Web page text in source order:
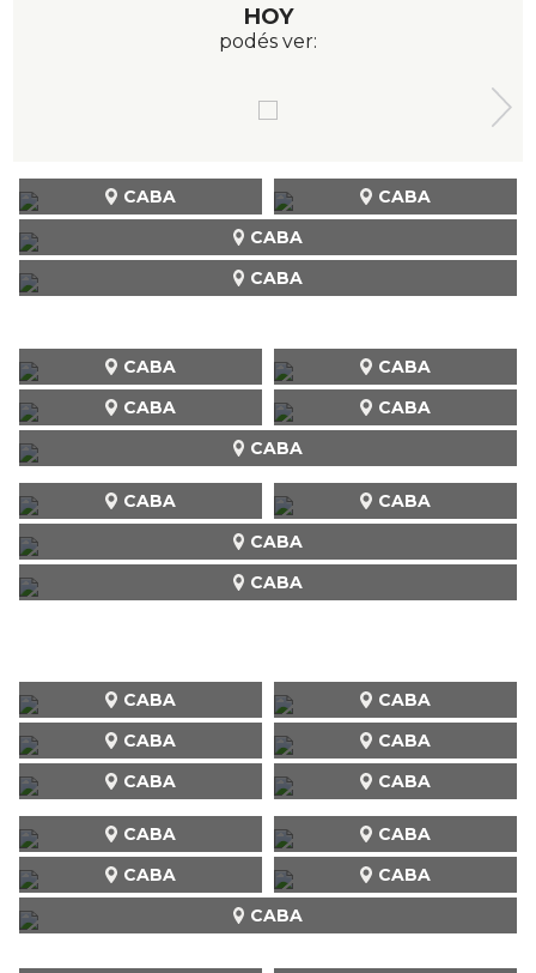
HOY
podés ver:
CABA
CABA CABA
CABA
CABA CABA
CABA
CABA CABA
CABA
CABA CABA
CABA
CABA
CABA
CABA
CABA
CABA
CABA
CABA CABA
CABA
CABA CABA